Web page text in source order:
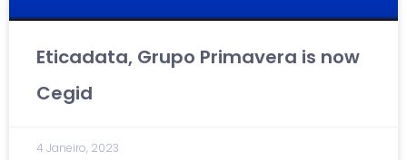
Eticadata, Grupo Primavera is now
Cegid
4 Janeiro, 2023